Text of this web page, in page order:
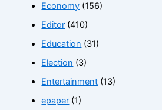
Economy (156)
Editor (410)
Education (31)
Election (3)
Entertainment (13)
epaper (1)